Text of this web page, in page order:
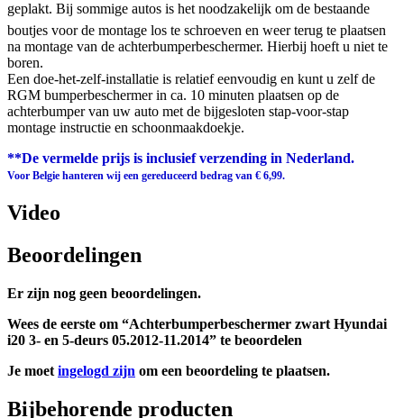
geplakt. Bij sommige autos is het noodzakelijk om de bestaande
boutjes voor de montage los te schroeven en weer terug te plaatsen
na montage van de achterbumperbeschermer. Hierbij hoeft u niet te
boren.
Een doe-het-zelf-installatie is relatief eenvoudig en kunt u zelf de
RGM bumperbeschermer in ca. 10 minuten plaatsen op de
achterbumper van uw auto met de bijgesloten stap-voor-stap
montage instructie en schoonmaakdoekje.
**De vermelde prijs is inclusief verzending in Nederland.
Voor Belgie hanteren wij een gereduceerd bedrag van € 6,99.
Video
Beoordelingen
Er zijn nog geen beoordelingen.
Wees de eerste om “Achterbumperbeschermer zwart Hyundai
i20 3- en 5-deurs 05.2012-11.2014” te beoordelen
Je moet ingelogd zijn om een beoordeling te plaatsen.
Bijbehorende producten